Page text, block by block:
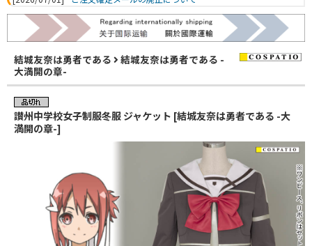
結城友奈は勇者である
結城友奈は勇者である -
大満開の章-
讃州中学校女子制服冬服 ジャケット [結城友奈は勇者である -大
満開の章-]